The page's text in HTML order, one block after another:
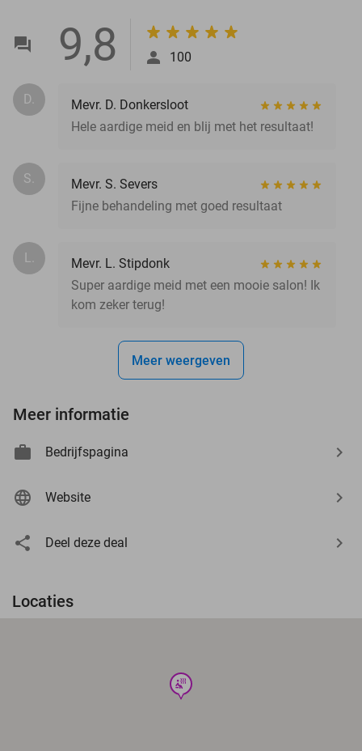
9,8 100
D.
Mevr. D. Donkersloot
Hele aardige meid en blij met het resultaat!
S.
Mevr. S. Severs
Fijne behandeling met goed resultaat
L.
Mevr. L. Stipdonk
Super aardige meid met een mooie salon! Ik
kom zeker terug!
Meer weergeven
Meer informatie
Bedrijfspagina
Website
Deel deze deal
Locaties
wellness